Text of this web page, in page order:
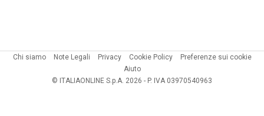
Chi siamo Note Legali Privacy Cookie Policy
Preferenze sui cookie
Aiuto
© ITALIAONLINE S.p.A. 2026 - P. IVA 03970540963